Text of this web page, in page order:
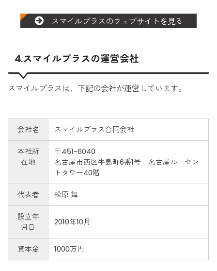
スマイルプラスのウェブサイトを見る
4.スマイルプラスの運営会社
スマイルプラスは、下記の会社が運営しています。
会社名 スマイルプラス合同会社
本社所
在地
〒451-6040
名古屋市西区牛島町6番1号 名古屋ルーセン
トタワー40階
代表者 松原 舞
設立年
月日
2010年10月
資本金 1000万円